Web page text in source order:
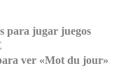
para jugar juegos
ver «Mot du jour»